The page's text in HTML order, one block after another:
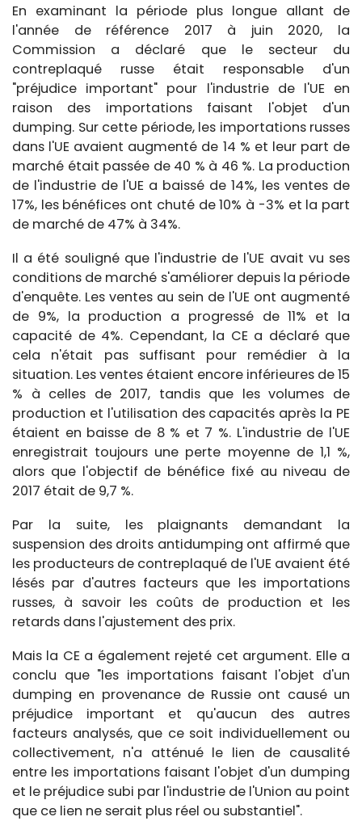
En examinant la période plus longue allant de
l'année de référence 2017 à juin 2020, la
Commission a déclaré que le secteur du
contreplaqué russe était responsable d'un
"préjudice important" pour l'industrie de l'UE en
raison des importations faisant l'objet d'un
dumping. Sur cette période, les importations russes
dans l'UE avaient augmenté de 14 % et leur part de
marché était passée de 40 % à 46 %. La production
de l'industrie de l'UE a baissé de 14%, les ventes de
17%, les bénéfices ont chuté de 10% à -3% et la part
de marché de 47% à 34%.
Il a été souligné que l'industrie de l'UE avait vu ses
conditions de marché s'améliorer depuis la période
d'enquête. Les ventes au sein de l'UE ont augmenté
de 9%, la production a progressé de 11% et la
capacité de 4%. Cependant, la CE a déclaré que
cela n'était pas suffisant pour remédier à la
situation. Les ventes étaient encore inférieures de 15
% à celles de 2017, tandis que les volumes de
production et l'utilisation des capacités après la PE
étaient en baisse de 8 % et 7 %. L'industrie de l'UE
enregistrait toujours une perte moyenne de 1,1 %,
alors que l'objectif de bénéfice fixé au niveau de
2017 était de 9,7 %.
Par la suite, les plaignants demandant la
suspension des droits antidumping ont affirmé que
les producteurs de contreplaqué de l'UE avaient été
lésés par d'autres facteurs que les importations
russes, à savoir les coûts de production et les
retards dans l'ajustement des prix.
Mais la CE a également rejeté cet argument. Elle a
conclu que "les importations faisant l'objet d'un
dumping en provenance de Russie ont causé un
préjudice important et qu'aucun des autres
facteurs analysés, que ce soit individuellement ou
collectivement, n'a atténué le lien de causalité
entre les importations faisant l'objet d'un dumping
et le préjudice subi par l'industrie de l'Union au point
que ce lien ne serait plus réel ou substantiel".